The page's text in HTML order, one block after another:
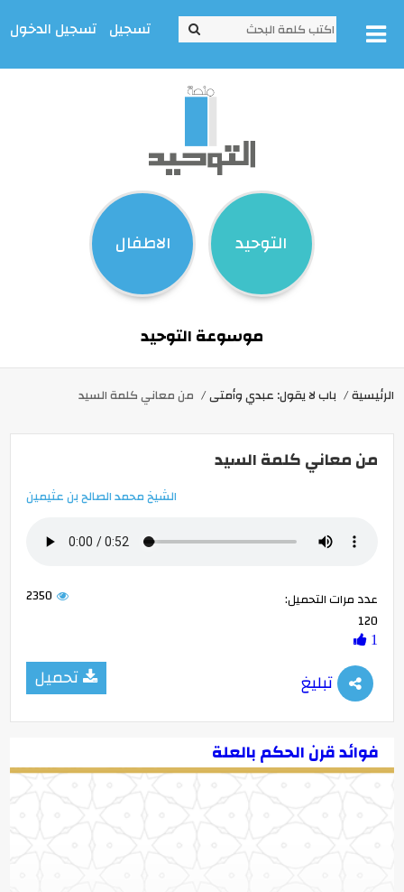
تسجيل تسجيل الدخول
التوحيد الاطفال
موسوعة التوحيد
الرئيسية باب لا يقول: عبدي وأمتى من معاني كلمة السيد
من معاني كلمة السيد
الشيخ محمد الصالح بن عثيمين
2350
عدد مرات التحميل:
120
1
تحميل تبليغ
فوائد قرن الحكم بالعلة